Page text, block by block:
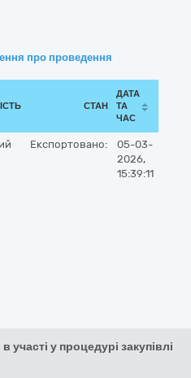
про проведення
СТАН
ДАТА
ТА
ЧАС
Експортовано:
05-03-
2026,
15:39:11
участі у процедурі закупівлі